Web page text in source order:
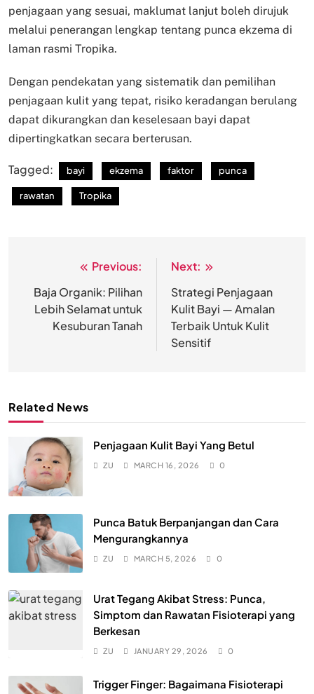
penjagaan yang sesuai, maklumat lanjut boleh dirujuk
melalui penerangan lengkap tentang punca ekzema di
laman rasmi Tropika.
Dengan pendekatan yang sistematik dan pemilihan
penjagaan kulit yang tepat, risiko keradangan berulang
dapat dikurangkan dan keselesaan bayi dapat
dipertingkatkan secara berterusan.
Tagged: bayi ekzema faktor punca
rawatan Tropika
navigation
Previous:
Baja Organik: Pilihan
Lebih Selamat untuk
Kesuburan Tanah
Next:
Strategi Penjagaan
Kulit Bayi — Amalan
Terbaik Untuk Kulit
Sensitif
Related News
Penjagaan Kulit Bayi Yang Betul
ZU MARCH 16, 2026 0
Punca Batuk Berpanjangan dan Cara
Mengurangkannya
ZU MARCH 5, 2026 0
Urat Tegang Akibat Stress: Punca,
Simptom dan Rawatan Fisioterapi yang
Berkesan
ZU JANUARY 29, 2026 0
Trigger Finger: Bagaimana Fisioterapi